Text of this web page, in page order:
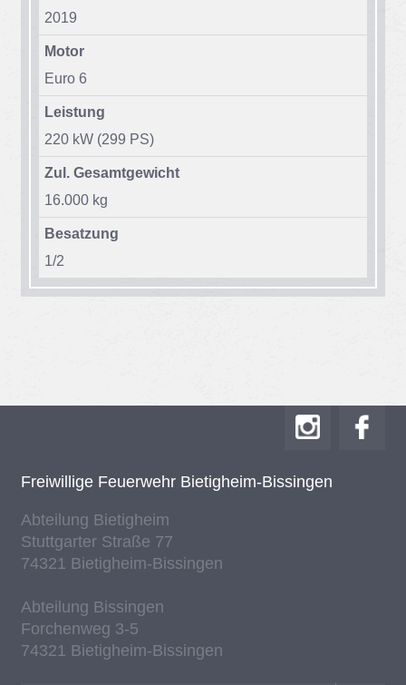
2019
Motor
Euro 6
Leistung
220 kW (299 PS)
Zul. Gesamtgewicht
16.000 kg
Besatzung
1/​2
Frei­wil­li­ge Feu­er­wehr Bie­tig­heim-Bis­sin­gen
Ab­tei­lung Bie­tig­heim
Stutt­gar­ter Stra­ße 77
74321 Bie­tig­heim-Bis­sin­gen
Ab­tei­lung Bis­sin­gen
For­chen­weg 3-5
74321 Bie­tig­heim-Bis­sin­gen